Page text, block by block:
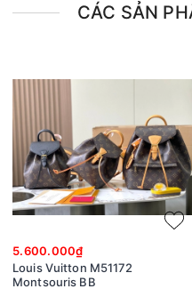
CÁC SẢN
5.600.000₫
Louis Vuitton M51172
Montsouris BB